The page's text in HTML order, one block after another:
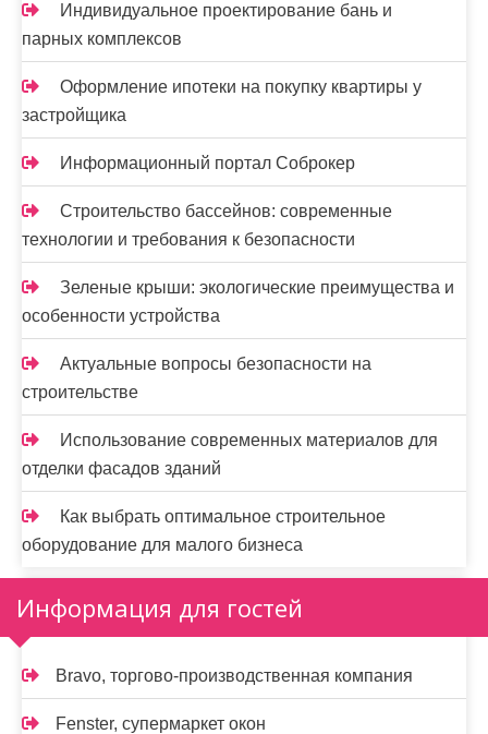
Индивидуальное проектирование бань и
парных комплексов
Оформление ипотеки на покупку квартиры у
застройщика
Информационный портал Соброкер
Строительство бассейнов: современные
технологии и требования к безопасности
Зеленые крыши: экологические преимущества и
особенности устройства
Актуальные вопросы безопасности на
строительстве
Использование современных материалов для
отделки фасадов зданий
Как выбрать оптимальное строительное
оборудование для малого бизнеса
Информация для гостей
Bravo, торгово-производственная компания
Fenster, супермаркет окон